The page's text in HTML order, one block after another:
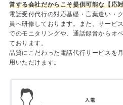
営する会社だからこそ提供可能な【応
電話受付代行の対応基礎・言葉遣い・
員へ研修しております。また、サービ
でのモニタリングや、通話録音からオ
ております。
品質にこだわった電話代行サービスを
用いただけます。